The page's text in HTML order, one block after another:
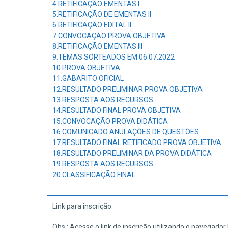
4.RETIFICAÇÃO EMENTAS I
5.RETIFICAÇÃO DE EMENTAS II
6.RETIFICAÇÃO EDITAL II
7.CONVOCAÇÃO PROVA OBJETIVA
8.RETIFICAÇÃO EMENTAS III
9.TEMAS SORTEADOS EM 06.07.2022
10.PROVA OBJETIVA
11.GABARITO OFICIAL
12.RESULTADO PRELIMINAR PROVA OBJETIVA
13.RESPOSTA AOS RECURSOS
14.RESULTADO FINAL PROVA OBJETIVA
15.CONVOCAÇÃO PROVA DIDÁTICA
16.COMUNICADO ANULAÇÕES DE QUESTÕES
17.RESULTADO FINAL RETIFICADO PROVA OBJETIVA
18.RESULTADO PRELIMINAR DA PROVA DIDÁTICA
19.RESPOSTA AOS RECURSOS
20.CLASSIFICAÇÃO FINAL
Link para inscrição: